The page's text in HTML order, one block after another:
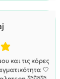
είναι
και τις κόρες
🤍